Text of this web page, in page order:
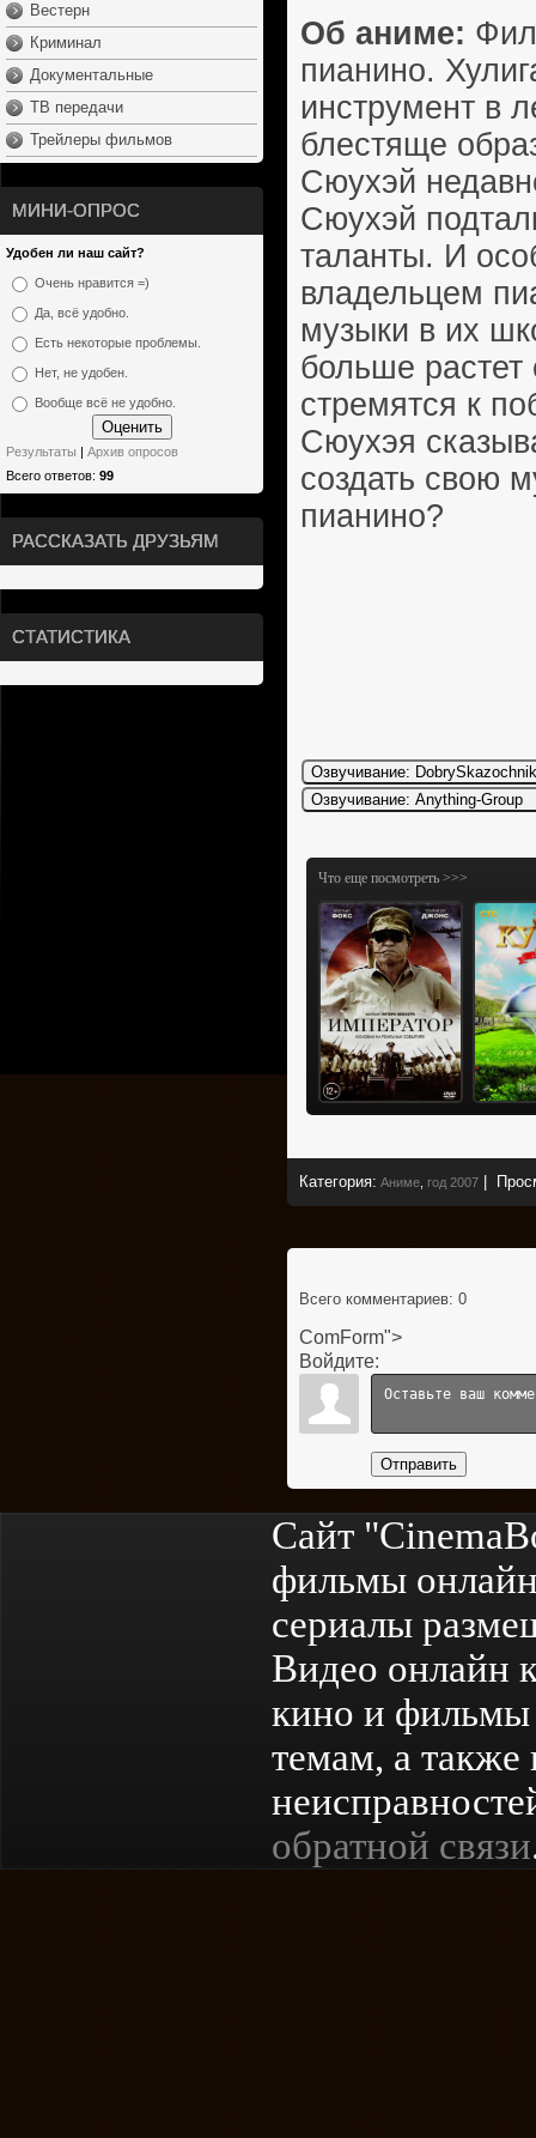
Вестерн
Криминал
Документальные
ТВ передачи
Трейлеры фильмов
МИНИ-ОПРОС
Удобен ли наш сайт?
Очень нравится =)
Да, всё удобно.
Есть некоторые проблемы.
Нет, не удобен.
Вообще всё не удобно.
Результаты
Архив опросов
Всего ответов: 99
РАССКАЗАТЬ ДРУЗЬЯМ
СТАТИСТИКА
Об аниме:
пианино.
инструмент в
блестяще
Сюухэй
Сюухэй
таланты. И
владельцем
музыки в их
больше
стремятся к
Сюухэя
создать свою
пианино?
Что еще посмотреть >>>
Категория: Аниме год 2007
Всего комментариев: 0
ComForm">
Войдите:
Отправить
Сайт
фильмы
сериалы
Видео онлайн
кино и
темам, а
обратной связи